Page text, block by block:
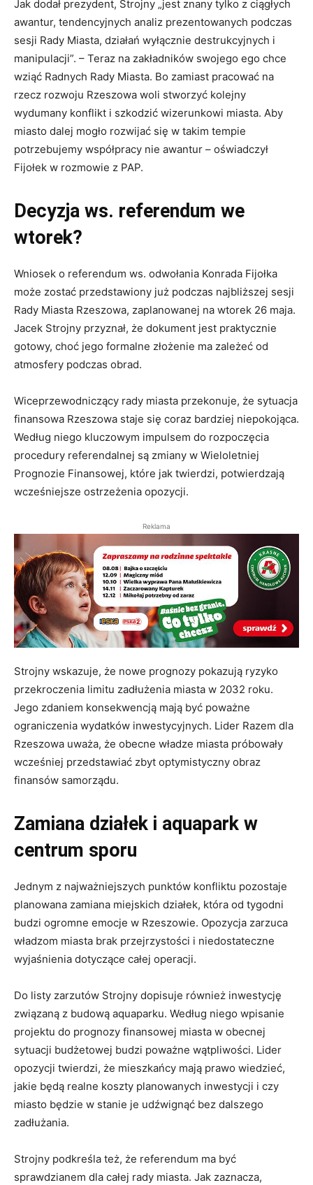
Jak dodał prezydent, Strojny „jest znany tylko z ciągłych
awantur, tendencyjnych analiz prezentowanych podczas
sesji Rady Miasta, działań wyłącznie destrukcyjnych i
manipulacji”. – Teraz na zakładników swojego ego chce
wziąć Radnych Rady Miasta. Bo zamiast pracować na
rzecz rozwoju Rzeszowa woli stworzyć kolejny
wydumany konflikt i szkodzić wizerunkowi miasta. Aby
miasto dalej mogło rozwijać się w takim tempie
potrzebujemy współpracy nie awantur – oświadczył
Fijołek w rozmowie z PAP.
Decyzja ws. referendum we
wtorek?
Wniosek o referendum ws. odwołania Konrada Fijołka
może zostać przedstawiony już podczas najbliższej sesji
Rady Miasta Rzeszowa, zaplanowanej na wtorek 26 maja.
Jacek Strojny przyznał, że dokument jest praktycznie
gotowy, choć jego formalne złożenie ma zależeć od
atmosfery podczas obrad.
Wiceprzewodniczący rady miasta przekonuje, że sytuacja
finansowa Rzeszowa staje się coraz bardziej niepokojąca.
Według niego kluczowym impulsem do rozpoczęcia
procedury referendalnej są zmiany w Wieloletniej
Prognozie Finansowej, które jak twierdzi, potwierdzają
wcześniejsze ostrzeżenia opozycji.
Reklama
Strojny wskazuje, że nowe prognozy pokazują ryzyko
przekroczenia limitu zadłużenia miasta w 2032 roku.
Jego zdaniem konsekwencją mają być poważne
ograniczenia wydatków inwestycyjnych. Lider Razem dla
Rzeszowa uważa, że obecne władze miasta próbowały
wcześniej przedstawiać zbyt optymistyczny obraz
finansów samorządu.
Zamiana działek i aquapark w
centrum sporu
Jednym z najważniejszych punktów konfliktu pozostaje
planowana zamiana miejskich działek, która od tygodni
budzi ogromne emocje w Rzeszowie. Opozycja zarzuca
władzom miasta brak przejrzystości i niedostateczne
wyjaśnienia dotyczące całej operacji.
Do listy zarzutów Strojny dopisuje również inwestycję
związaną z budową aquaparku. Według niego wpisanie
projektu do prognozy finansowej miasta w obecnej
sytuacji budżetowej budzi poważne wątpliwości. Lider
opozycji twierdzi, że mieszkańcy mają prawo wiedzieć,
jakie będą realne koszty planowanych inwestycji i czy
miasto będzie w stanie je udźwignąć bez dalszego
zadłużania.
Strojny podkreśla też, że referendum ma być
sprawdzianem dla całej rady miasta. Jak zaznacza,